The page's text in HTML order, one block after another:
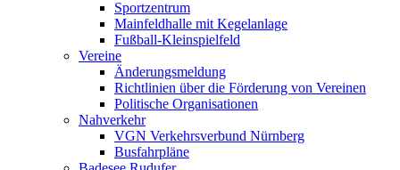
Sportzentrum
Mainfeldhalle mit Kegelanlage
Fußball-Kleinspielfeld
Vereine
Änderungsmeldung
Richtlinien über die Förderung von Vereinen
Politische Organisationen
Nahverkehr
VGN Verkehrsverbund Nürnberg
Busfahrpläne